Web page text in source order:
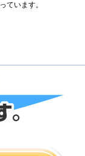
ています。